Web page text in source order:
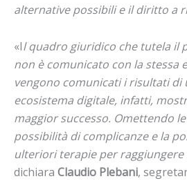
alternative possibili e il diritto a
«Il quadro giuridico che tutela il
non è comunicato con la stessa
vengono comunicati i risultati di
ecosistema digitale, infatti,
maggior successo. Omettendo
possibilità di complicanze e la
ulteriori terapie per raggiungere
dichiara Claudio Plebani,